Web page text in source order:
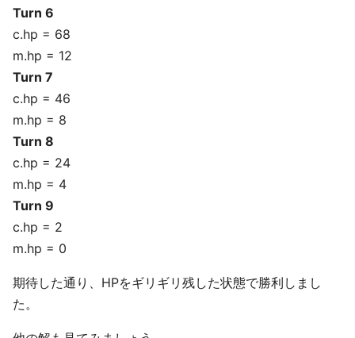
Turn 6
c.hp = 68
m.hp = 12
Turn 7
c.hp = 46
m.hp = 8
Turn 8
c.hp = 24
m.hp = 4
Turn 9
c.hp = 2
m.hp = 0
期待した通り、HPをギリギリ残した状態で勝利しまし
た。